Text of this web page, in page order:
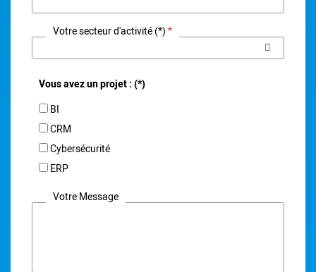
Votre secteur d'activité (*)
Vous avez un projet : (*)
BI
CRM
Cybersécurité
ERP
Votre Message